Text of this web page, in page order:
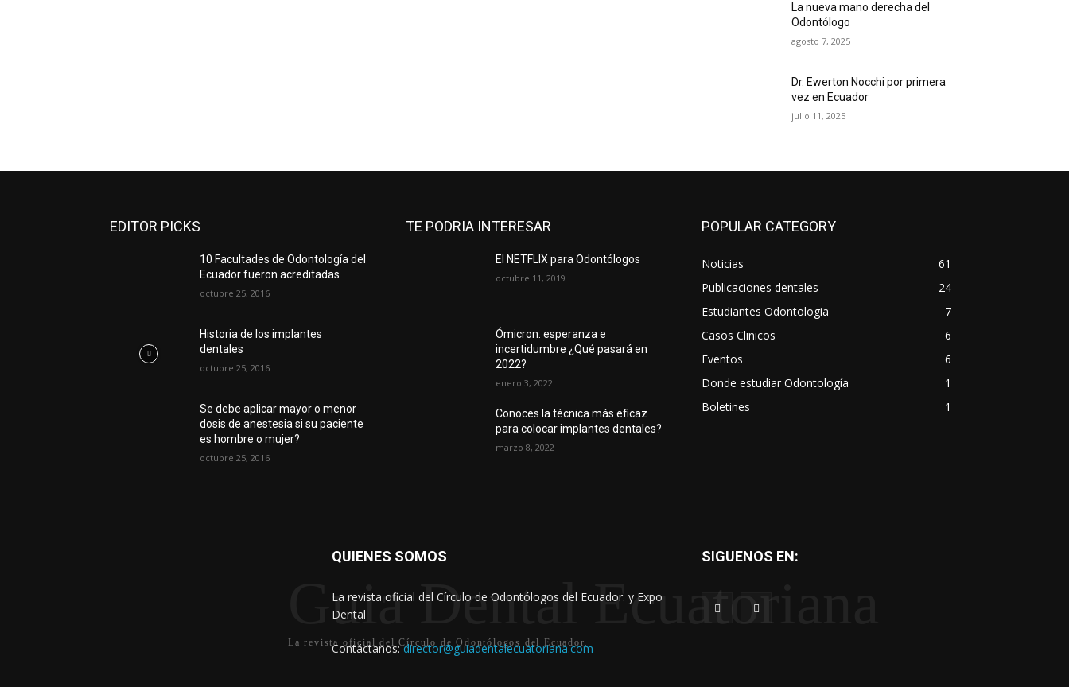
La nueva mano derecha del
Odontólogo
agosto 7, 2025
Dr. Ewerton Nocchi por primera
vez en Ecuador
julio 11, 2025
EDITOR PICKS
10 Facultades de Odontología del
Ecuador fueron acreditadas
octubre 25, 2016
Historia de los implantes
dentales
octubre 25, 2016
Se debe aplicar mayor o menor
dosis de anestesia si su paciente
es hombre o mujer?
octubre 25, 2016
TE PODRIA INTERESAR
El NETFLIX para Odontólogos
octubre 11, 2019
Ómicron: esperanza e
incertidumbre ¿Qué pasará en
2022?
enero 3, 2022
Conoces la técnica más eficaz
para colocar implantes dentales?
marzo 8, 2022
POPULAR CATEGORY
Noticias
61
Publicaciones dentales
24
Estudiantes Odontologia
7
Casos Clinicos
6
Eventos
6
Donde estudiar Odontología
1
Boletines
1
Guia Dental Ecuatoriana
La revista oficial del Círculo de Odontólogos del Ecuador.
QUIENES SOMOS
La revista oficial del Círculo de Odontólogos del Ecuador. y Expo
Dental
Contáctanos:director@guiadentalecuatoriana.com
SIGUENOS EN: